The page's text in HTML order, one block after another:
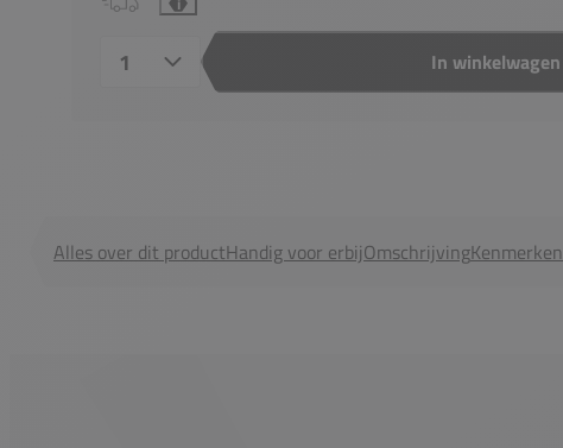
In winkelwagen
Alles over dit productHandig voor erbijOmschrijvingKenmerken